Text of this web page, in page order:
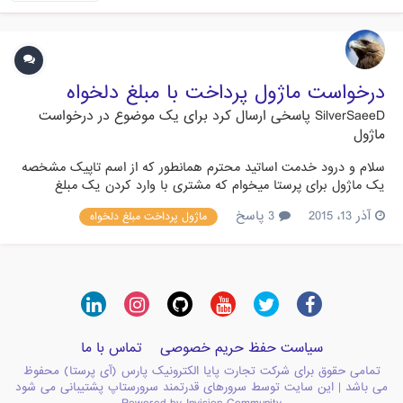
درخواست ماژول پرداخت با مبلغ دلخواه
SilverSaeeD پاسخی ارسال کرد برای یک موضوع در درخواست
ماژول
سلام و درود خدمت اساتید محترم همانطور که از اسم تاپیک مشخصه
یک ماژول برای پرستا میخوام که مشتری با وارد کردن یک مبلغ
دلخواه وارد درگاه بشه و پرداخت رو انجام بده.. بنده چون کارمون
طوری هست که بیعانه میگیریم بسیار این ماژول به کارمون میاد...
آذر 13، 2015 ماژول پرداخت مبلغ دلخواه
سیاست حفظ حریم خصوصی تماس با ما
تمامی حقوق برای شرکت تجارت پایا الکترونیک پارس (آی پرستا) محفوظ
می باشد | این سایت توسط سرورهای قدرتمند سرورستاپ پشتیبانی می شود